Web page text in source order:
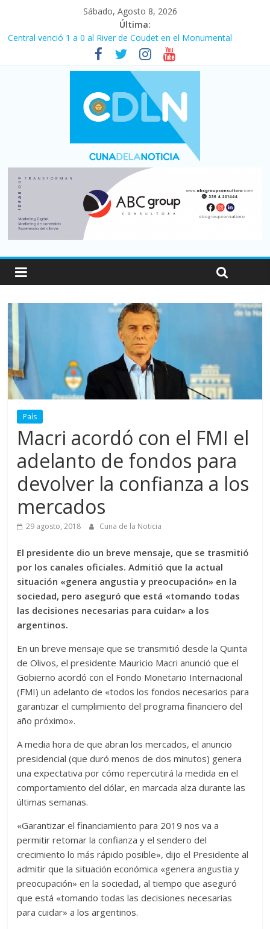
Sábado, Agosto 8, 2026
Última:
Central venció 1 a 0 al River de Coudet en el Monumental
La morosidad alcanzó su nivel más alto en dos décadas y ya
afecta a 400 mil deudores en Santa Fe
Desde que asumió Milei cerraron 41.000 kioscos: el sector
denuncia crisis como en 2001
Vacaciones de invierno con más movimiento y consumo
turístico: 4,6 millones de personas viajaron por el país, un 5,9%
Fuerte caída de la venta de autos usados en julio: bajó un 12,6%
País
Macri acordó con el FMI el
adelanto de fondos para
devolver la confianza a los
mercados
29 agosto, 2018 Cuna de la Noticia
El presidente dio un breve mensaje, que se trasmitió
por los canales oficiales. Admitió que la actual
situación «genera angustia y preocupación» en la
sociedad, pero aseguró que está «tomando todas
las decisiones necesarias para cuidar» a los
argentinos.
En un breve mensaje que se transmitió desde la Quinta
de Olivos, el presidente Mauricio Macri anunció que el
Gobierno acordó con el Fondo Monetario Internacional
(FMI) un adelanto de «todos los fondos necesarios para
garantizar el cumplimiento del programa financiero del
año próximo».
A media hora de que abran los mercados, el anuncio
presidencial (que duró menos de dos minutos) genera
una expectativa por cómo repercutirá la medida en el
comportamiento del dólar, en marcada alza durante las
últimas semanas.
«Garantizar el financiamiento para 2019 nos va a
permitir retomar la confianza y el sendero del
crecimiento lo más rápido posible», dijo el Presidente al
admitir que la situación económica «genera angustia y
preocupación» en la sociedad, al tiempo que aseguró
que está «tomando todas las decisiones necesarias
para cuidar» a los argentinos.